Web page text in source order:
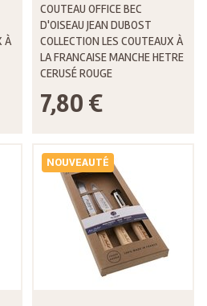
À
COUTEAU OFFICE BEC
D'OISEAU JEAN DUBOST
COLLECTION LES COUTEAUX À
LA FRANCAISE MANCHE HETRE
CERUSÉ ROUGE
7,80 €
NOUVEAUTÉ